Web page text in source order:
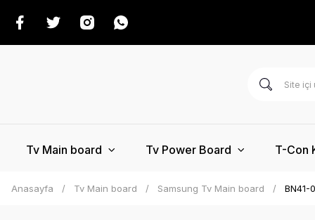
Tv Main board Tv Power Board T-Con
Anasayfa Tv Main board Samsung Tv Main board BN41-